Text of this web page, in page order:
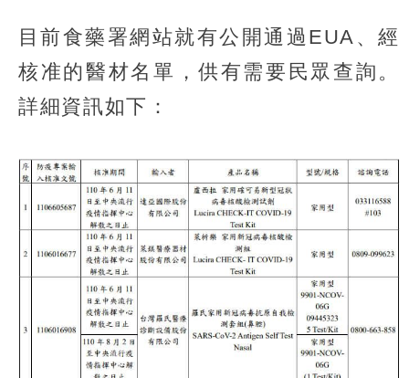
目前食藥署網站就有公開通過EUA、經
核准的醫材名單，供有需要民眾查詢。
詳細資訊如下：